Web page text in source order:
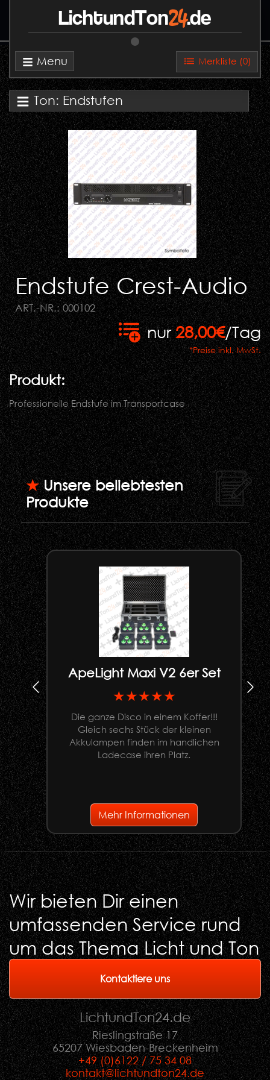
Merkliste (0)
Menu
LichtundTon24.de
Ton: Endstufen
Endstufe Crest-Audio
ART.-NR.: 000102
nur28,00€/Tag
*Preise inkl. MwSt.
Produkt:
Professionelle Endstufe im Transportcase
★Unsere beliebtesten
Produkte
ApeLight Maxi V2 6er Set
★★★★★
Die ganze Disco in einem Koffer!!!
Gleich sechs Stück der kleinen
Akkulampen finden im handlichen
Ladecase ihren Platz.
Mehr Informationen
Wir bieten Dir einen
umfassenden Service rund
um das Thema Licht und Ton
Kontaktiere uns
LichtundTon24.de
Rieslingstraße 17
65207 Wiesbaden-Breckenheim
+49 (0)6122 / 75 34 08
kontakt@lichtundton24.de